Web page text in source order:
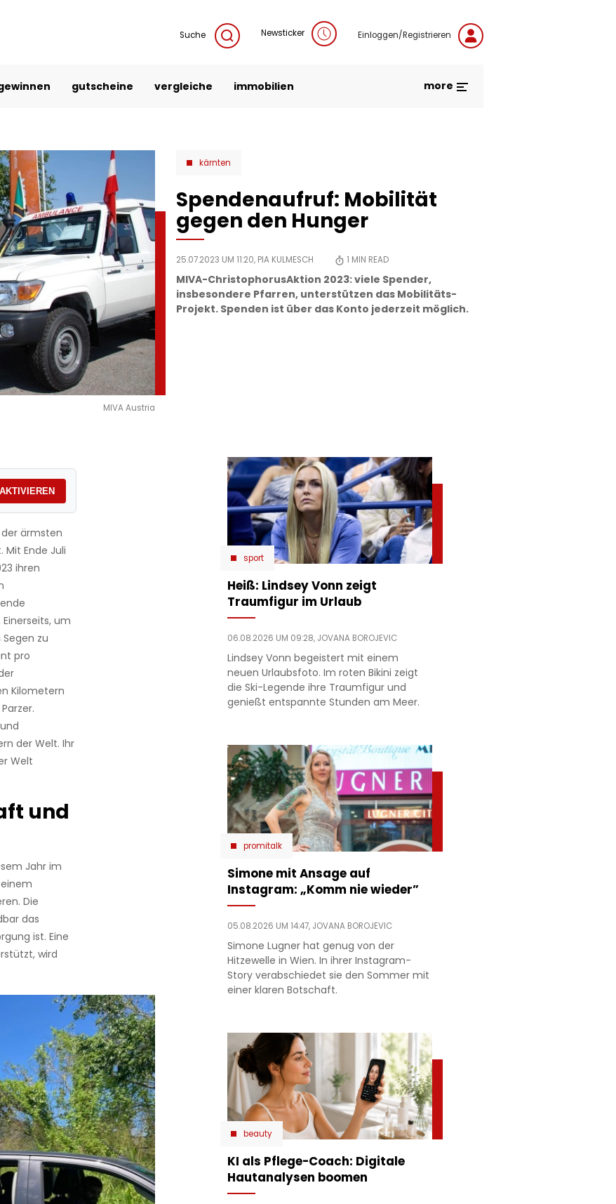
Suche Newsticker Einloggen/Registrieren
gutscheine vergleiche immobilien more
MIVA Austria
kärnten
Spendenaufruf: Mobilität
gegen den Hunger
25.07.2023 UM 11:20, PIA KULMESCH 1 MIN READ
MIVA-ChristophorusAktion 2023: viele Spender,
insbesondere Pfarren, unterstützen das Mobilitäts-
Projekt. Spenden ist über das Konto jederzeit möglich.
AKTIVIEREN
ärmsten
Ende Juli
ihren
um
zu
pro
Kilometern
der Welt. Ihr
Welt
und
Jahr im
Die
das
ist. Eine
wird
sport
Heiß: Lindsey Vonn zeigt
Traumfigur im Urlaub
06.08.2026 UM 09:28, JOVANA BOROJEVIC
Lindsey Vonn begeistert mit einem
neuen Urlaubsfoto. Im roten Bikini zeigt
die Ski-Legende ihre Traumfigur und
genießt entspannte Stunden am Meer.
promitalk
Simone mit Ansage auf
Instagram: „Komm nie wieder”
05.08.2026 UM 14:47, JOVANA BOROJEVIC
Simone Lugner hat genug von der
Hitzewelle in Wien. In ihrer Instagram-
Story verabschiedet sie den Sommer mit
einer klaren Botschaft.
beauty
KI als Pflege-Coach: Digitale
Hautanalysen boomen